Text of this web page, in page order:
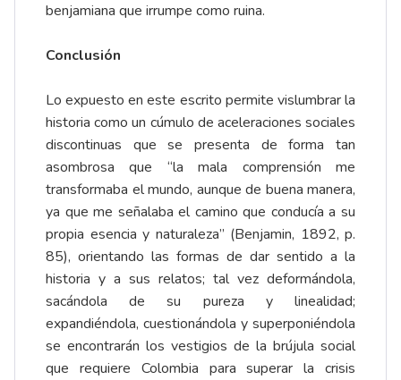
benjamiana que irrumpe como ruina.
Conclusión
Lo expuesto en este escrito permite vislumbrar la
historia como un cúmulo de aceleraciones sociales
discontinuas que se presenta de forma tan
asombrosa que “la mala comprensión me
transformaba el mundo, aunque de buena manera,
ya que me señalaba el camino que conducía a su
propia esencia y naturaleza” (Benjamin, 1892, p.
85), orientando las formas de dar sentido a la
historia y a sus relatos; tal vez deformándola,
sacándola de su pureza y linealidad;
expandiéndola, cuestionándola y superponiéndola
se encontrarán los vestigios de la brújula social
que requiere Colombia para superar la crisis